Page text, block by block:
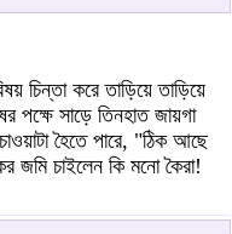
চিন্তা করে তাড়িয়ে তাড়িয়ে
সাড়ে তিনহাত জায়গা
হৈতে পারে, "ঠিক আছে
জমি চাইলেন কি মনো কৈরা!